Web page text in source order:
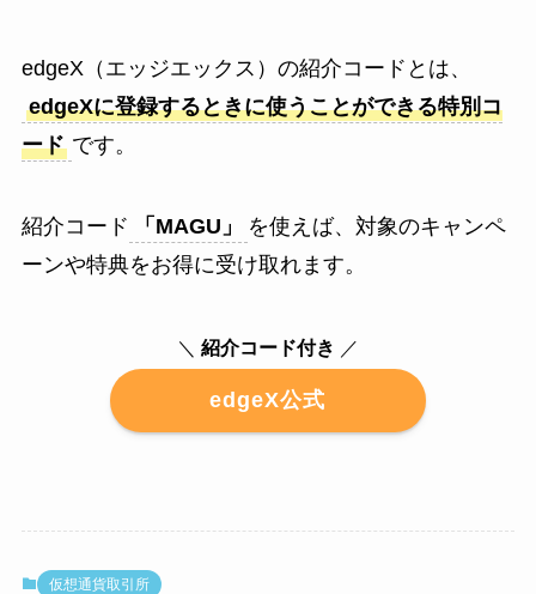
edgeX（エッジエックス）の紹介コードとは、
edgeXに登録するときに使うことができる特別コ
ード です。
紹介コード 「MAGU」
を使えば、対象のキャンペ
ーンや特典をお得に受け取れます。
＼ 紹介コード付き ／
edgeX公式
仮想通貨取引所